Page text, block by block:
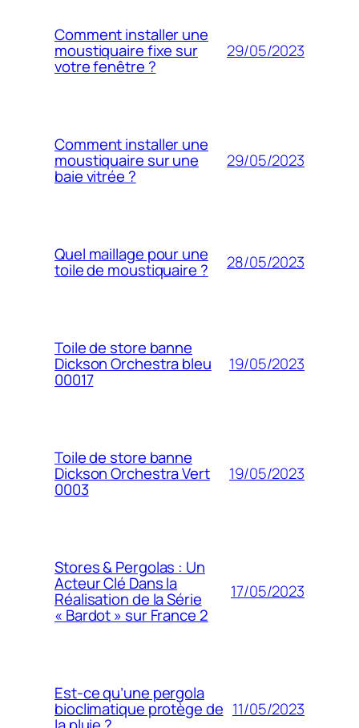
Comment installer une
moustiquaire fixe sur
votre fenêtre ?
29/05/2023
Comment installer une
moustiquaire sur une
baie vitrée ?
29/05/2023
Quel maillage pour une
toile de moustiquaire ? 28/05/2023
Toile de store banne
Dickson Orchestra bleu
00017
19/05/2023
Toile de store banne
Dickson Orchestra Vert
0003
19/05/2023
Stores & Pergolas : Un
Acteur Clé Dans la
Réalisation de la Série
« Bardot » sur France 2
17/05/2023
Est-ce qu’une pergola
bioclimatique protège de 11/05/2023